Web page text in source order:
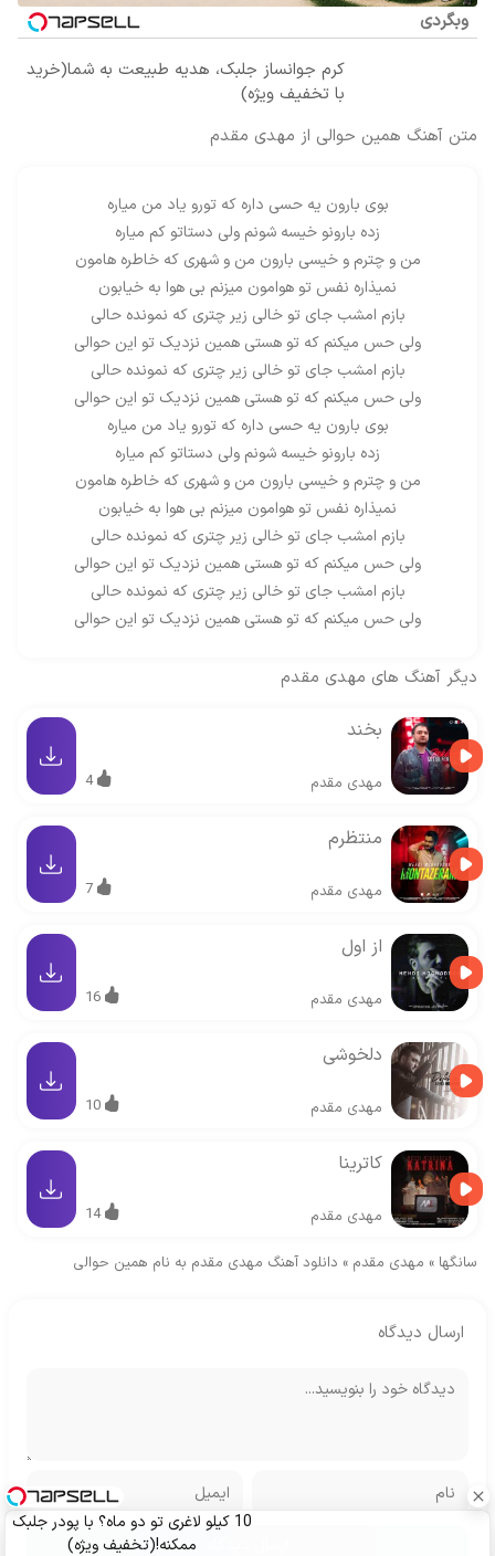
وبگردی
کرم جوانساز جلبک، هدیه طبیعت به شما(خرید
با تخفیف ویژه)
متن آهنگ همین حوالی از مهدی مقدم
بوی بارون یه حسی داره که تورو یاد من میاره
زده بارونو خیسه شونم ولی دستاتو کم میاره
من و چترم و خیسی بارون من و شهری که خاطره هامون
نمیذاره نفس تو هوامون میزنم بی هوا به خیابون
بازم امشب جای تو خالی زیر چتری که نمونده حالی
ولی حس میکنم که تو هستی همین نزدیک تو این حوالی
بازم امشب جای تو خالی زیر چتری که نمونده حالی
ولی حس میکنم که تو هستی همین نزدیک تو این حوالی
بوی بارون یه حسی داره که تورو یاد من میاره
زده بارونو خیسه شونم ولی دستاتو کم میاره
من و چترم و خیسی بارون من و شهری که خاطره هامون
نمیذاره نفس تو هوامون میزنم بی هوا به خیابون
بازم امشب جای تو خالی زیر چتری که نمونده حالی
ولی حس میکنم که تو هستی همین نزدیک تو این حوالی
بازم امشب جای تو خالی زیر چتری که نمونده حالی
ولی حس میکنم که تو هستی همین نزدیک تو این حوالی
دیگر آهنگ های مهدی مقدم
بخند
مهدی مقدم 4
منتظرم
مهدی مقدم 7
از اول
مهدی مقدم 16
دلخوشی
مهدی مقدم 10
کاترینا
مهدی مقدم 14
سانگها » مهدی مقدم » دانلود آهنگ مهدی مقدم به نام همین حوالی
ارسال دیدگاه
10 کیلو لاغری تو دو ماه؟ با پودر جلبک
ممکنه!(تخفیف ویژه)